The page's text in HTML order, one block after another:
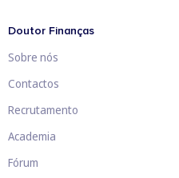
Doutor Finanças
Sobre nós
Contactos
Recrutamento
Academia
Fórum